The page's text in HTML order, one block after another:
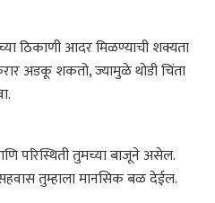
ठिकाणी आदर मिळण्याची शक्यता
अडकू शकतो, ज्यामुळे थोडी चिंता
परिस्थिती तुमच्या बाजूने असेल.
तुम्हाला मानसिक बळ देईल.